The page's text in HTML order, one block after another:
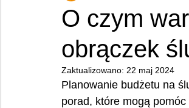
O czym
obrączek
Zaktualizowano: 22 maj 2024
Planowanie budżetu na
porad, które mogą